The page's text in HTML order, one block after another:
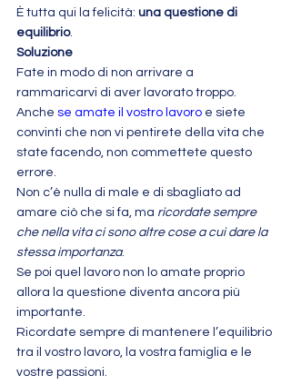
È tutta qui la felicità: una questione di
equilibrio.
Soluzione
Fate in modo di non arrivare a
rammaricarvi di aver lavorato troppo.
Anche se amate il vostro lavoro e siete
convinti che non vi pentirete della vita che
state facendo, non commettete questo
errore.
Non c’è nulla di male e di sbagliato ad
amare ciò che si fa, ma ricordate sempre
che nella vita ci sono altre cose a cui dare la
stessa importanza.
Se poi quel lavoro non lo amate proprio
allora la questione diventa ancora più
importante.
Ricordate sempre di mantenere l’equilibrio
tra il vostro lavoro, la vostra famiglia e le
vostre passioni.